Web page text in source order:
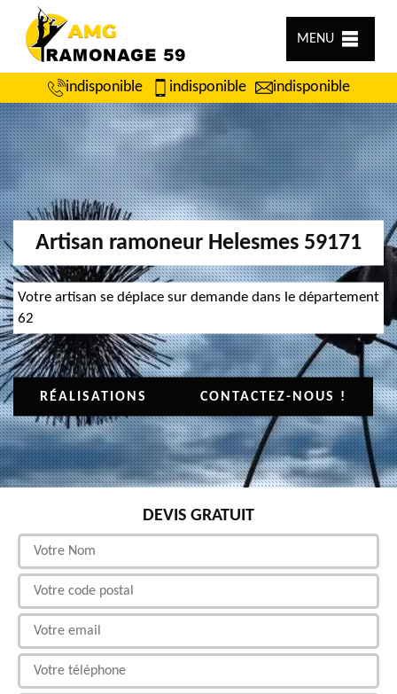
MENU
indisponible indisponible indisponible
Artisan ramoneur Helesmes 59171
Votre artisan se déplace sur demande dans le département
62
RÉALISATIONS CONTACTEZ-NOUS !
DEVIS GRATUIT